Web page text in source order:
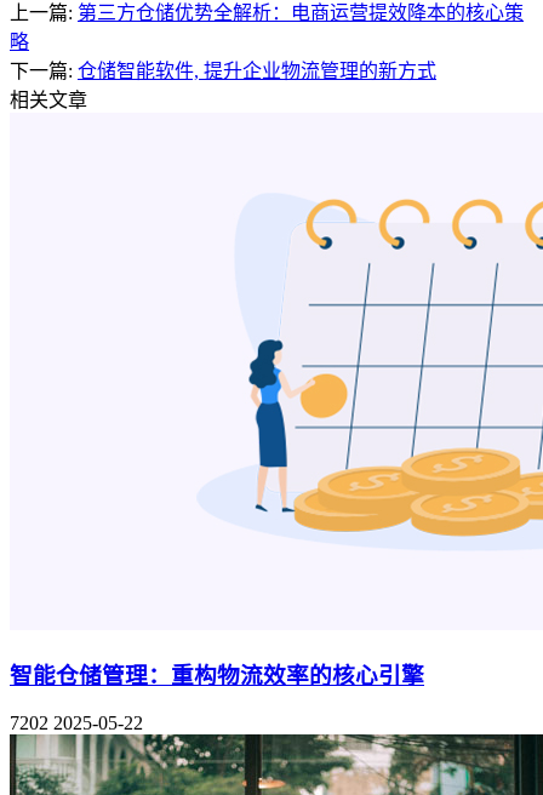
上一篇: 第三方仓储优势全解析：电商运营提效降本的核心策
略
下一篇: 仓储智能软件, 提升企业物流管理的新方式
相关文章
智能仓储管理：重构物流效率的核心引擎
7202 2025-05-22